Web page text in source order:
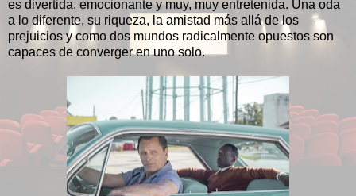
es divertida, emocionante y muy, muy entretenida. Una oda
a lo diferente, su riqueza, la amistad más allá de los
prejuicios y como dos mundos radicalmente opuestos son
capaces de converger en uno solo.